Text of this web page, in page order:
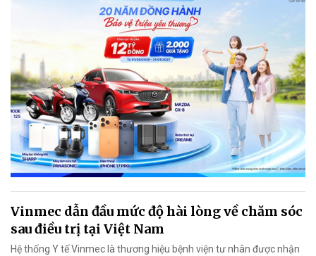
Vinmec dẫn đầu mức độ hài lòng về chăm sóc
sau điều trị tại Việt Nam
Hệ thống Y tế Vinmec là thương hiệu bệnh viện tư nhân được nhận